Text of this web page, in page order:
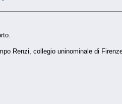
Renzi, collegio uninominale di